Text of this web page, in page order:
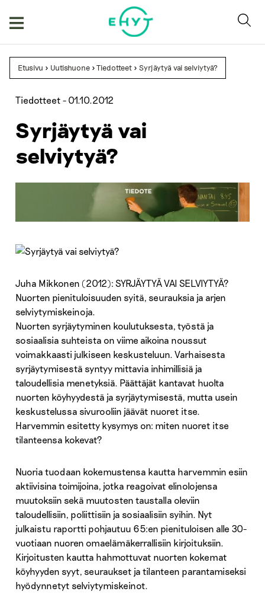
Etusivu > Uutishuone >Tiedotteet > Syrjäytyä vai selviytyä?
Tiedotteet - 01.10.2012
Syrjäytyä vai
selviytyä?
Juha Mikkonen (2012): SYRJÄYTYÄ VAI SELVIYTYÄ?
Nuorten pienituloisuuden syitä, seurauksia ja arjen
selviytymiskeinoja.
Nuorten syrjäytyminen koulutuksesta, työstä ja
sosiaalisia suhteista on viime aikoina noussut
voimakkaasti julkiseen keskusteluun. Varhaisesta
syrjäytymisestä syntyy mittavia inhimillisiä ja
taloudellisia menetyksiä. Päättäjät kantavat huolta
nuorten köyhyydestä ja syrjäytymisestä, mutta usein
keskustelussa sivurooliin jäävät nuoret itse.
Harvemmin esitetty kysymys on: miten nuoret itse
tilanteensa kokevat?
Nuoria tuodaan kokemustensa kautta harvemmin esiin
aktiivisina toimijoina, jotka reagoivat elinolojensa
muutoksiin sekä muutosten taustalla oleviin
taloudellisiin, poliittisiin ja sosiaalisiin syihin. Nyt
julkaistu raportti pohjautuu 65:en pienituloisen alle 30-
vuotiaan nuoren omaelämäkerrallisiin kirjoituksiin.
Kirjoitusten kautta hahmottuvat nuorten kokemat
köyhyyden syyt, seuraukset ja tilanteen parantamiseksi
hyödynnetyt selviytymiskeinot.